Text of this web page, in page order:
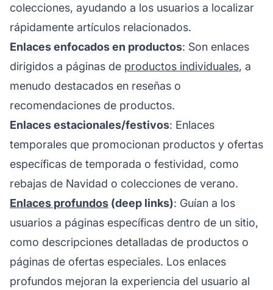
colecciones, ayudando a los usuarios a localizar
rápidamente artículos relacionados.
Enlaces enfocados en productos: Son enlaces
dirigidos a páginas de productos individuales, a
menudo destacados en reseñas o
recomendaciones de productos.
Enlaces estacionales/festivos: Enlaces
temporales que promocionan productos y ofertas
específicas de temporada o festividad, como
rebajas de Navidad o colecciones de verano.
Enlaces profundos (deep links): Guían a los
usuarios a páginas específicas dentro de un sitio,
como descripciones detalladas de productos o
páginas de ofertas especiales. Los enlaces
profundos mejoran la experiencia del usuario al